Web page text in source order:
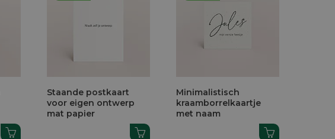
Staande postkaart
voor eigen ontwerp
mat papier
Minimalistisch
kraamborrelkaartje
met naam